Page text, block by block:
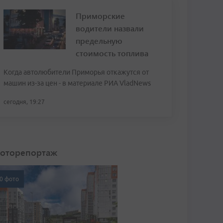
Приморские
водители назвали
предельную
стоимость топлива
Когда автолюбители Приморья откажутся от
машин из-за цен - в материале РИА VladNews
сегодня, 19:27
фото